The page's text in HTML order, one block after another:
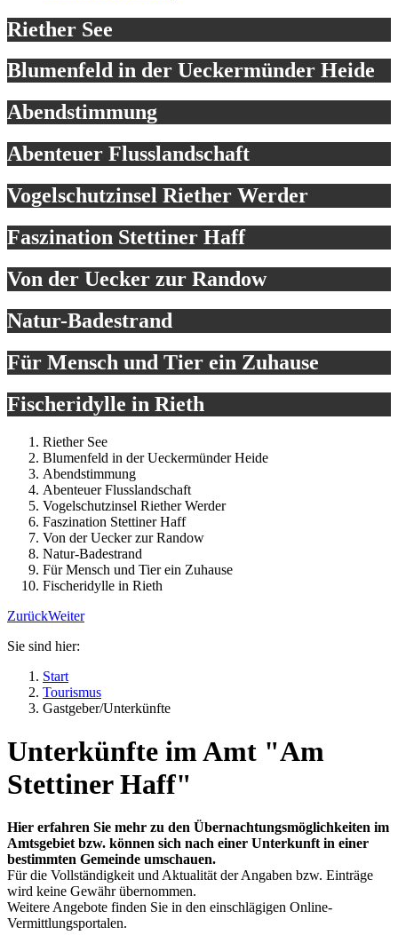
Riether See
Blumenfeld in der Ueckermünder Heide
Abendstimmung
Abenteuer Flusslandschaft
Vogelschutzinsel Riether Werder
Faszination Stettiner Haff
Von der Uecker zur Randow
Natur-Badestrand
Für Mensch und Tier ein Zuhause
Fischeridylle in Rieth
Riether See
Blumenfeld in der Ueckermünder Heide
Abendstimmung
Abenteuer Flusslandschaft
Vogelschutzinsel Riether Werder
Faszination Stettiner Haff
Von der Uecker zur Randow
Natur-Badestrand
Für Mensch und Tier ein Zuhause
Fischeridylle in Rieth
ZurückWeiter
Sie sind hier:
Start
Tourismus
Gastgeber/Unterkünfte
Unterkünfte im Amt "Am
Stettiner Haff"
Hier erfahren Sie mehr zu den Übernachtungsmöglichkeiten im
Amtsgebiet bzw. können sich nach einer Unterkunft in einer
bestimmten Gemeinde umschauen.
Für die Vollständigkeit und Aktualität der Angaben bzw. Einträge
wird keine Gewähr übernommen.
Weitere Angebote finden Sie in den einschlägigen Online-
Vermittlungsportalen.